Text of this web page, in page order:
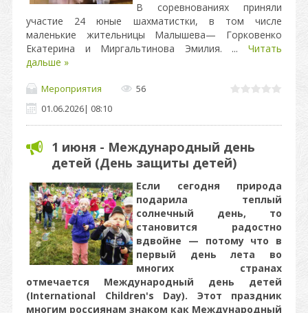
В соревнованиях приняли
участие 24 юные шахматистки, в том числе
маленькие жительницы Малышева— Горковенко
Екатерина и Миргальтинова Эмилия. ...Читать
дальше »
Мероприятия
56
01.06.2026| 08:10
1 июня - Международный день
детей (День защиты детей)
Если сегодня природа
подарила теплый
солнечный день, то
становится радостно
вдвойне — потому что в
первый день лета во
многих странах
отмечается Международный день детей
(International Children's Day). Этот праздник
многим россиянам знаком как Международный